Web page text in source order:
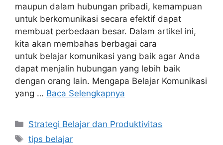
maupun dalam hubungan pribadi, kemampuan
untuk berkomunikasi secara efektif dapat
membuat perbedaan besar. Dalam artikel ini,
kita akan membahas berbagai cara
untuk belajar komunikasi yang baik agar Anda
dapat menjalin hubungan yang lebih baik
dengan orang lain. Mengapa Belajar Komunikasi
yang … Baca Selengkapnya
Kategori
Strategi Belajar dan Produktivitas
Tag
tips belajar